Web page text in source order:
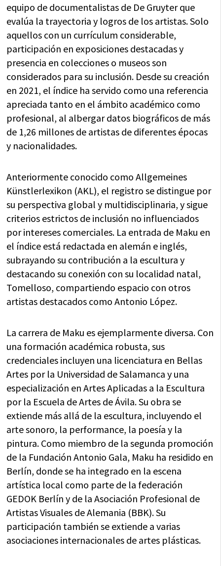
equipo de documentalistas de De Gruyter que
evalúa la trayectoria y logros de los artistas. Solo
aquellos con un currículum considerable,
participación en exposiciones destacadas y
presencia en colecciones o museos son
considerados para su inclusión. Desde su creación
en 2021, el índice ha servido como una referencia
apreciada tanto en el ámbito académico como
profesional, al albergar datos biográficos de más
de 1,26 millones de artistas de diferentes épocas
y nacionalidades.
Anteriormente conocido como Allgemeines
Künstlerlexikon (AKL), el registro se distingue por
su perspectiva global y multidisciplinaria, y sigue
criterios estrictos de inclusión no influenciados
por intereses comerciales. La entrada de Maku en
el índice está redactada en alemán e inglés,
subrayando su contribución a la escultura y
destacando su conexión con su localidad natal,
Tomelloso, compartiendo espacio con otros
artistas destacados como Antonio López.
La carrera de Maku es ejemplarmente diversa. Con
una formación académica robusta, sus
credenciales incluyen una licenciatura en Bellas
Artes por la Universidad de Salamanca y una
especialización en Artes Aplicadas a la Escultura
por la Escuela de Artes de Ávila. Su obra se
extiende más allá de la escultura, incluyendo el
arte sonoro, la performance, la poesía y la
pintura. Como miembro de la segunda promoción
de la Fundación Antonio Gala, Maku ha residido en
Berlín, donde se ha integrado en la escena
artística local como parte de la federación
GEDOK Berlín y de la Asociación Profesional de
Artistas Visuales de Alemania (BBK). Su
participación también se extiende a varias
asociaciones internacionales de artes plásticas.